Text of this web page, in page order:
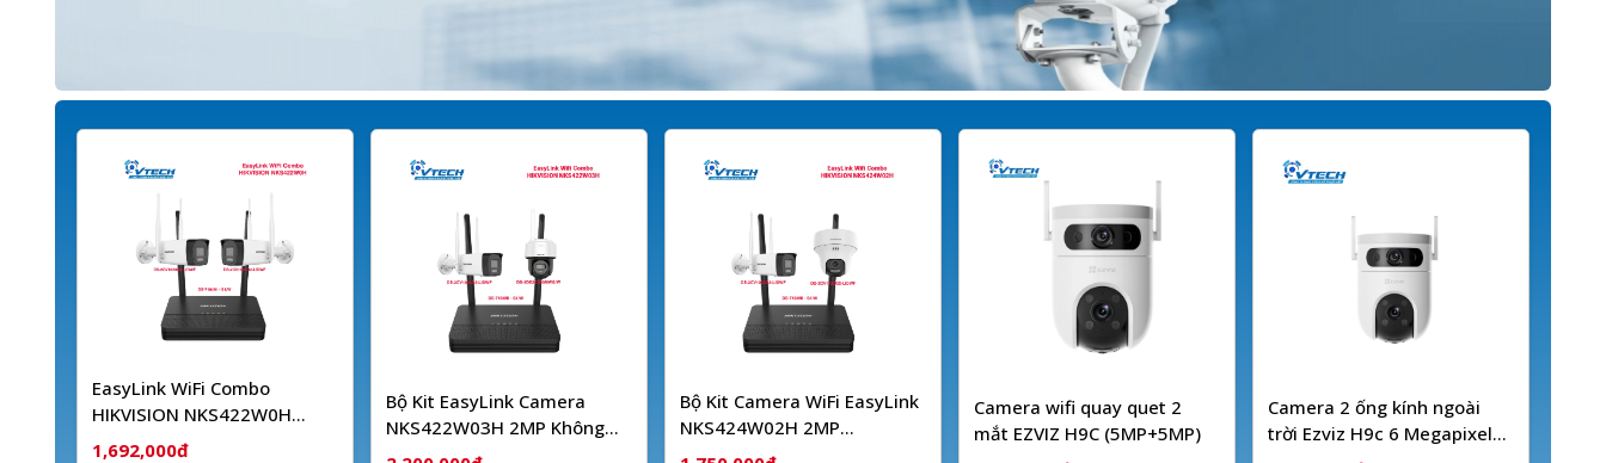
EasyLink WiFi Combo
HIKVISION NKS422W0H
(2MP)
1,692,000đ
Bộ Kit EasyLink Camera
NKS422W03H 2MP Không
Dây HIKVISION
Bộ Kit Camera WiFi EasyLink
NKS424W02H 2MP
HIKVISION
Camera wifi quay quet 2
mắt EZVIZ H9C (5MP+5MP)
Camera 2 ống kính ngoài
trời Ezviz H9c 6 Megapixel